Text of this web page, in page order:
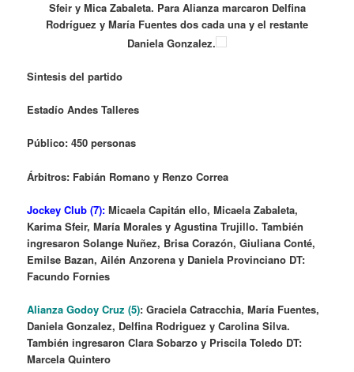
Sfeir y Mica Zabaleta. Para Alianza marcaron Delfina
Rodríguez y María Fuentes dos cada una y el restante
Daniela Gonzalez.
Sintesis del partido
Estadío Andes Talleres
Público: 450 personas
Árbitros: Fabián Romano y Renzo Correa
Jockey Club (7): Micaela Capitán ello, Micaela Zabaleta,
Karima Sfeir, María Morales y Agustina Trujillo. También
ingresaron Solange Nuñez, Brisa Corazón, Giuliana Conté,
Emilse Bazan, Ailén Anzorena y Daniela Provinciano DT:
Facundo Fornies
Alianza Godoy Cruz (5): Graciela Catracchia, María Fuentes,
Daniela Gonzalez, Delfina Rodriguez y Carolina Silva.
También ingresaron Clara Sobarzo y Priscila Toledo DT:
Marcela Quintero